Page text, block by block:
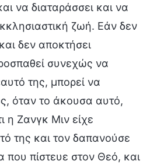
να διαταράσσει και να
ζωή. Εάν δεν
δεν αποκτήσει
συνεχώς να
της, μπορεί να
όταν το άκουσα αυτό,
η Ζανγκ Μιν είχε
της και τον δαπανούσε
που πίστευε στον Θεό, και